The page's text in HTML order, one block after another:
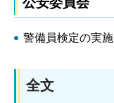
警備員検定の実施
全文